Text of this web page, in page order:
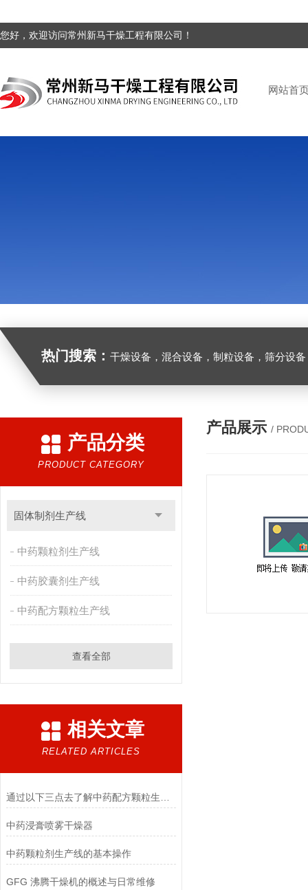
您好，欢迎访问常州新马干燥工程有限公司！
网站首
热门搜索： 干燥设备，混合设备，制粒设备，筛分设
产品分类
PRODUCT CATEGORY
固体制剂生产线
中药颗粒剂生产线
中药胶囊剂生产线
中药配方颗粒生产线
查看全部
相关文章
RELATED ARTICLES
中药浸膏喷雾干燥器
中药颗粒剂生产线的基本操作
GFG 沸腾干燥机的概述与日常维修
产品展示 /